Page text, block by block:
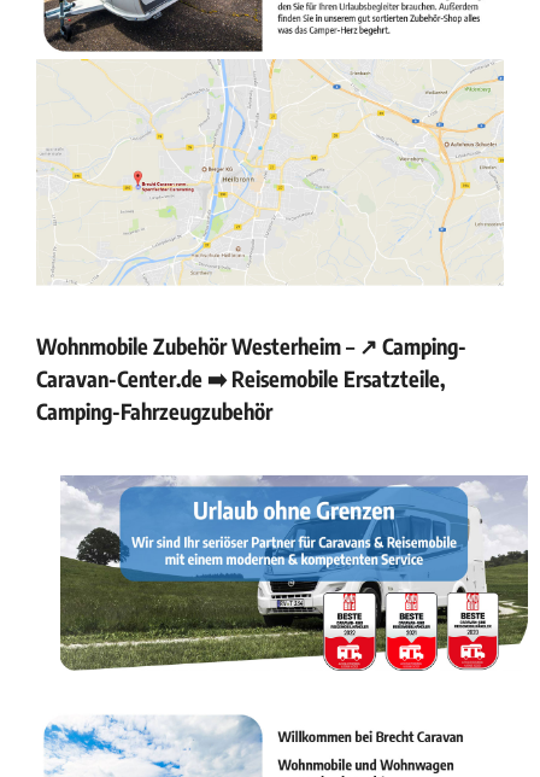
Wohnmobile Zubehör Westerheim – ↗️ Camping-
Caravan-Center.de ➡️ Reisemobile Ersatzteile,
Camping-Fahrzeugzubehör